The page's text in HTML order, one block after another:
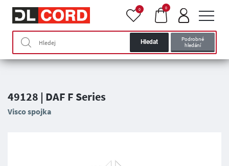
Hledat
Podrobné
hledání
0 0
49128 | DAF F Series
Visco spojka